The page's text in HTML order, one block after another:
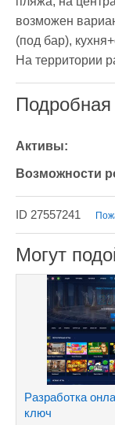
возможен
(под бар),
На территории
Активы:
Возможности
ID 27557241
Могут
Разработка
ключ